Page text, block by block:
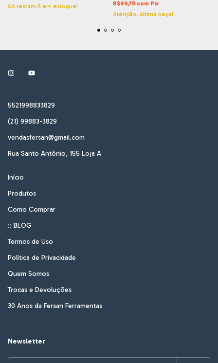
Só restam 5 em estoque! R$99,75 com Pix
Atenção, última peça!
5521998833829
(21) 99883-3829
vendasfersan@gmail.com
Rua Santo Antônio, 155 Loja A
Início
Produtos
Como Comprar
:: BLOG
Termos de Uso
Política de Privacidade
Quem Somos
Trocas e Devoluções
30 Anos da Fersan Ferramentas
Newsletter